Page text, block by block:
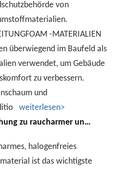
von
-MATERIALIEN
überwiegend im Baufeld als
verwendet, um Gebäude
zu verbessern.
und
weiterlesen>
und halogenfreier Flammschutztechnologie für Kabelmaterialien
halogenfreies
ist das wichtigste